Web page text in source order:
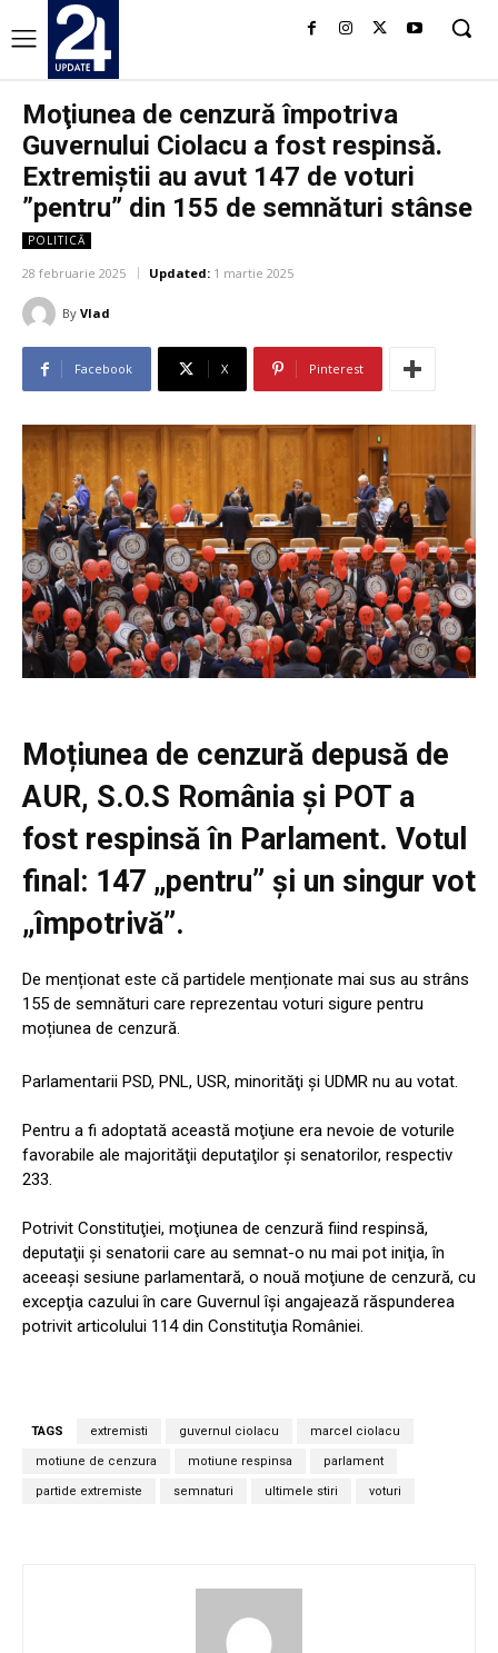
Moţiunea de cenzură împotriva
Guvernului Ciolacu a fost respinsă.
Extremiștii au avut 147 de voturi
”pentru” din 155 de semnături stânse
POLITICĂ
28 februarie 2025 Updated: 1 martie 2025
By Vlad
Facebook X Pinterest
Moțiunea de cenzură depusă de
AUR, S.O.S România și POT a
fost respinsă în Parlament. Votul
final: 147 „pentru” și un singur vot
„împotrivă”.
De menționat este că partidele menționate mai sus au strâns
155 de semnături care reprezentau voturi sigure pentru
moțiunea de cenzură.
Parlamentarii PSD, PNL, USR, minorităţi şi UDMR nu au votat.
Pentru a fi adoptată această moţiune era nevoie de voturile
favorabile ale majorităţii deputaţilor şi senatorilor, respectiv
233.
Potrivit Constituţiei, moţiunea de cenzură fiind respinsă,
deputaţii şi senatorii care au semnat-o nu mai pot iniţia, în
aceeaşi sesiune parlamentară, o nouă moţiune de cenzură, cu
excepţia cazului în care Guvernul îşi angajează răspunderea
potrivit articolului 114 din Constituţia României.
TAGS extremisti guvernul ciolacu marcel ciolacu
motiune de cenzura motiune respinsa parlament
partide extremiste semnaturi ultimele stiri voturi